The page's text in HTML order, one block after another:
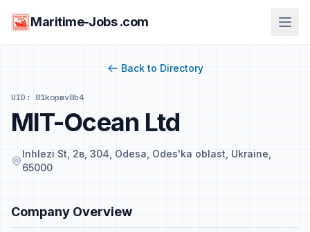
Maritime-Jobs .com
Back to Directory
UID: 81kopmv8b4
MIT-Ocean Ltd
Inhlezi St, 2в, 304, Odesa, Odes'ka oblast, Ukraine,
65000
Company Overview